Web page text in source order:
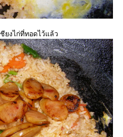
ยงไก่ที่ทอดไว้แล้ว